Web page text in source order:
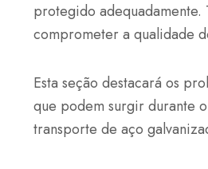
protegido adequadamente.
comprometer a qualidade
Esta seção destacará os
que podem surgir durante
transporte de aço